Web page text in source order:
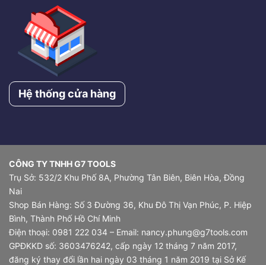
Hệ thống cửa hàng
CÔNG TY TNHH G7 TOOLS
Trụ Sở: 532/2 Khu Phố 8A, Phường Tân Biên, Biên Hòa, Đồng
Nai
Shop Bán Hàng: Số 3 Đường 36, Khu Đô Thị Vạn Phúc, P. Hiệp
Bình, Thành Phố Hồ Chí Minh
Điện thoại: 0981 222 034 – Email: nancy.phung@g7tools.com
GPĐKKD số: 3603476242, cấp ngày 12 tháng 7 năm 2017,
đăng ký thay đổi lần hai ngày 03 tháng 1 năm 2019 tại Sở Kế